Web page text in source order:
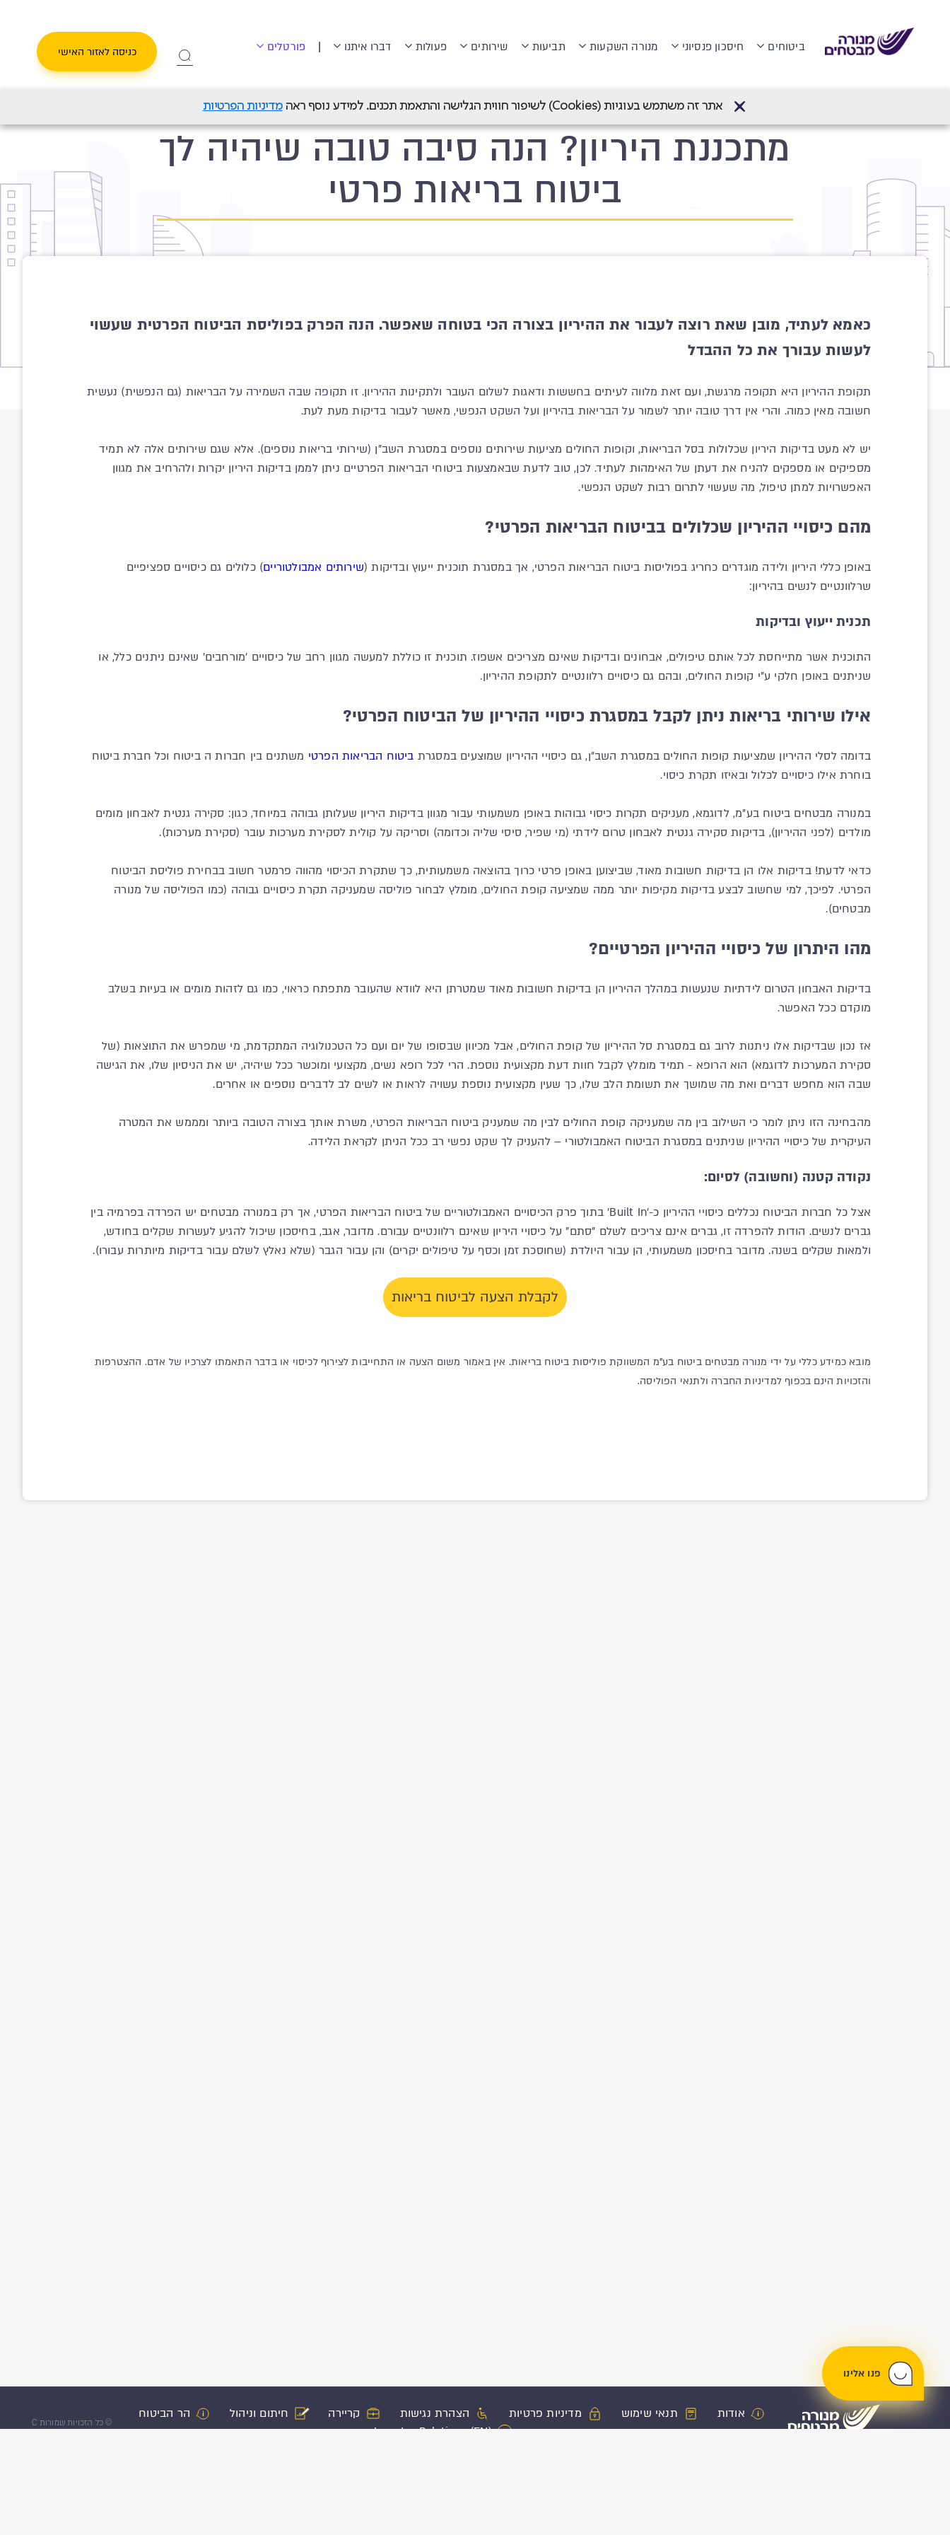
ביטוחים חיסכון פנסיוני מנורה השקעות תביעות שירותים פעולות דברו איתנו | פורטלים כניסה לאזור האישי
אתר זה משתמש בעוגיות (Cookies) לשיפור חווית הגלישה והתאמת תכנים. למידע נוסף ראה מדיניות הפרטיות ביטוח בריאות פרטי > מתכננת היריון? הנה סיבה טובה שיהיה לך ביטוח בריאות פרטי
פנו אלינו
מתכננת היריון? הנה סיבה טובה שיהיה לך
ביטוח בריאות פרטי
כאמא לעתיד, מובן שאת רוצה לעבור את ההיריון בצורה הכי בטוחה שאפשר. הנה הפרק בפוליסת הביטוח הפרטית שעשוי
לעשות עבורך את כל ההבדל
תקופת ההיריון היא תקופה מרגשת, ועם זאת מלווה לעיתים בחששות ודאגות לשלום העובר ולתקינות ההיריון. זו תקופה שבה השמירה על הבריאות (גם הנפשית) נעשית
חשובה מאין כמוה. והרי אין דרך טובה יותר לשמור על הבריאות בהיריון ועל השקט הנפשי, מאשר לעבור בדיקות מעת לעת.
יש לא מעט בדיקות היריון שכלולות בסל הבריאות, וקופות החולים מציעות שירותים נוספים במסגרת השב"ן (שירותי בריאות נוספים). אלא שגם שירותים אלה לא תמיד
מספיקים או מספקים להניח את דעתן של האימהות לעתיד. לכן, טוב לדעת שבאמצעות ביטוחי הבריאות הפרטיים ניתן לממן בדיקות היריון יקרות ולהרחיב את מגוון
האפשרויות למתן טיפול, מה שעשוי לתרום רבות לשקט הנפשי.
מהם כיסויי ההיריון שכלולים בביטוח הבריאות הפרטי?
באופן כללי היריון ולידה מוגדרים כחריג בפוליסות ביטוח הבריאות הפרטי, אך במסגרת תוכנית ייעוץ ובדיקות (שירותים אמבולטוריים) כלולים גם כיסויים ספציפיים
שרלוונטיים לנשים בהיריון:
תכנית ייעוץ ובדיקות
התוכנית אשר מתייחסת לכל אותם טיפולים, אבחונים ובדיקות שאינם מצריכים אשפוז. תוכנית זו כוללת למעשה מגוון רחב של כיסויים 'מורחבים' שאינם ניתנים כלל, או
שניתנים באופן חלקי ע"י קופות החולים, ובהם גם כיסויים רלוונטיים לתקופת ההיריון.
אילו שירותי בריאות ניתן לקבל במסגרת כיסויי ההיריון של הביטוח הפרטי?
בדומה לסלי ההיריון שמציעות קופות החולים במסגרת השב"ן, גם כיסויי ההיריון שמוצעים במסגרת ביטוח הבריאות הפרטי משתנים בין חברות ה ביטוח וכל חברת ביטוח
בוחרת אילו כיסויים לכלול ובאיזו תקרת כיסוי.
במנורה מבטחים ביטוח בע"מ, לדוגמא, מעניקים תקרות כיסוי גבוהות באופן משמעותי עבור מגוון בדיקות היריון שעלותן גבוהה במיוחד, כגון: סקירה גנטית לאבחון מומים
מולדים (לפני ההיריון), בדיקות סקירה גנטית לאבחון טרום לידתי (מי שפיר, סיסי שליה וכדומה) וסריקה על קולית לסקירת מערכות עובר (סקירת מערכות).
כדאי לדעת! בדיקות אלו הן בדיקות חשובות מאוד, שביצוען באופן פרטי כרוך בהוצאה משמעותית, כך שתקרת הכיסוי מהווה פרמטר חשוב בבחירת פוליסת הביטוח
הפרטי. לפיכך, למי שחשוב לבצע בדיקות מקיפות יותר ממה שמציעה קופת החולים, מומלץ לבחור פוליסה שמעניקה תקרת כיסויים גבוהה (כמו הפוליסה של מנורה
מבטחים).
מהו היתרון של כיסויי ההיריון הפרטיים?
בדיקות האבחון הטרום לידתיות שנעשות במהלך ההיריון הן בדיקות חשובות מאוד שמטרתן היא לוודא שהעובר מתפתח כראוי, כמו גם לזהות מומים או בעיות בשלב
מוקדם ככל האפשר.
אז נכון שבדיקות אלו ניתנות לרוב גם במסגרת סל ההיריון של קופת החולים, אבל מכיוון שבסופו של יום ועם כל הטכנולוגיה המתקדמת, מי שמפרש את התוצאות (של
סקירת המערכות לדוגמא) הוא הרופא - תמיד מומלץ לקבל חוות דעת מקצועית נוספת. הרי לכל רופא נשים, מקצועי ומוכשר ככל שיהיה, יש את הניסיון שלו, את הגישה
שבה הוא מחפש דברים ואת מה שמושך את תשומת הלב שלו, כך שעין מקצועית נוספת עשויה לראות או לשים לב לדברים נוספים או אחרים.
מהבחינה הזו ניתן לומר כי השילוב בין מה שמעניקה קופת החולים לבין מה שמעניק ביטוח הבריאות הפרטי, משרת אותך בצורה הטובה ביותר ומממש את המטרה
העיקרית של כיסויי ההיריון שניתנים במסגרת הביטוח האמבולטורי – להעניק לך שקט נפשי רב ככל הניתן לקראת הלידה.
נקודה קטנה (וחשובה) לסיום:
אצל כל חברות הביטוח נכללים כיסויי ההיריון כ-'Built In' בתוך פרק הכיסויים האמבולטוריים של ביטוח הבריאות הפרטי, אך רק במנורה מבטחים יש הפרדה בפרמיה בין
גברים לנשים. הודות להפרדה זו, גברים אינם צריכים לשלם "סתם" על כיסויי היריון שאינם רלוונטיים עבורם. מדובר, אגב, בחיסכון שיכול להגיע לעשרות שקלים בחודש,
ולמאות שקלים בשנה. מדובר בחיסכון משמעותי, הן עבור היולדת (שחוסכת זמן וכסף על טיפולים יקרים) והן עבור הגבר (שלא נאלץ לשלם עבור בדיקות מיותרות עבורו).
לקבלת הצעה לביטוח בריאות
מובא כמידע כללי על ידי מנורה מבטחים ביטוח בע"מ המשווקת פוליסות ביטוח בריאות. אין באמור משום הצעה או התחייבות לצירוף לכיסוי או בדבר התאמתו לצרכיו של אדם. ההצטרפות
והזכויות הינם בכפוף למדיניות החברה ולתנאי הפוליסה.
אודות תנאי שימוש מדיניות פרטיות הצהרת נגישות קריירה חיתום וניהול
הר הביטוח
Investor Relations (EN)
© כל הזכויות שמורות C